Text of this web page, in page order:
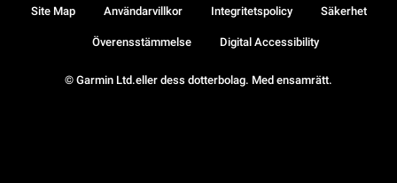
© Garmin Ltd.eller dess dotterbolag. Med ensamrätt.
Site Map Användarvillkor Integritetspolicy Säkerhet
Överensstämmelse Digital Accessibility